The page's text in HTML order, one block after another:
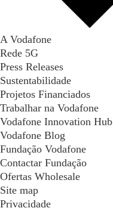
A Vodafone
Rede 5G
Press Releases
Sustentabilidade
Projetos Financiados
Trabalhar na Vodafone
Vodafone Innovation Hub
Vodafone Blog
Fundação Vodafone
Contactar Fundação
Ofertas Wholesale
Site map
Privacidade